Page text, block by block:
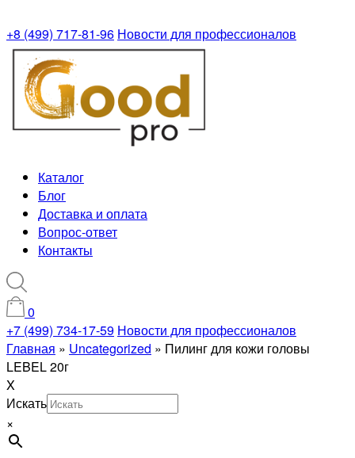
+8 (499) 717-81-96 Новости для профессионалов
Каталог
Блог
Доставка и оплата
Вопрос-ответ
Контакты
0
+7 (499) 734-17-59 Новости для профессионалов
Главная » Uncategorized » Пилинг для кожи головы
LEBEL 20г
X
Искать
×